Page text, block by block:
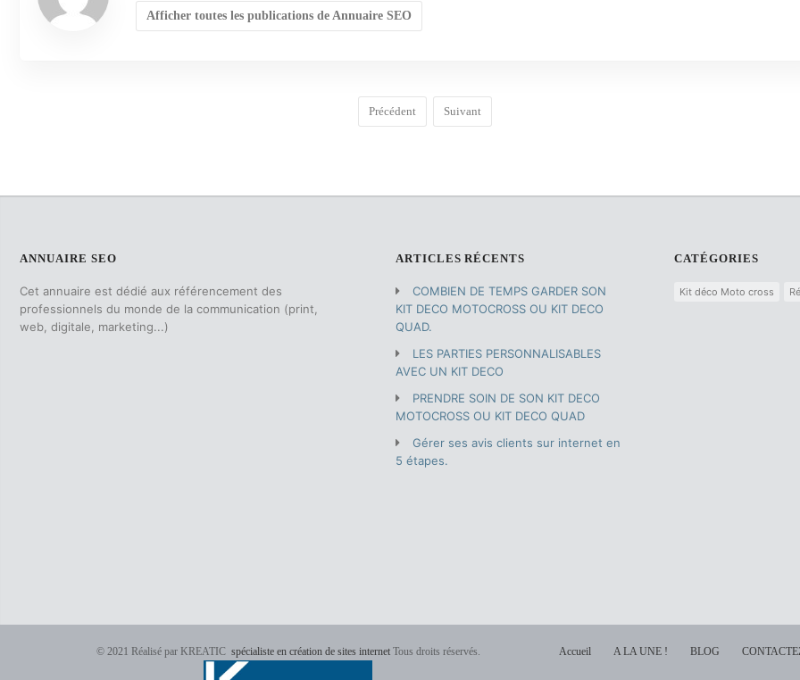
Afficher toutes les publications de Annuaire SEO
Précédent Suivant
ANNUAIRE SEO
Cet annuaire est dédié aux référencement des
professionnels du monde de la communication (print,
web, digitale, marketing...)
ARTICLES RÉCENTS
COMBIEN DE TEMPS GARDER SON
KIT DECO MOTOCROSS OU KIT DECO
QUAD.
LES PARTIES PERSONNALISABLES
AVEC UN KIT DECO
PRENDRE SOIN DE SON KIT DECO
MOTOCROSS OU KIT DECO QUAD
Gérer ses avis clients sur internet en
5 étapes.
CATÉGORIES
Kit déco Moto cross
Accueil A LA UNE ! BLOG
© 2021 Réalisé par KREATIC spécialiste en création de sites internetTous droits réservés.